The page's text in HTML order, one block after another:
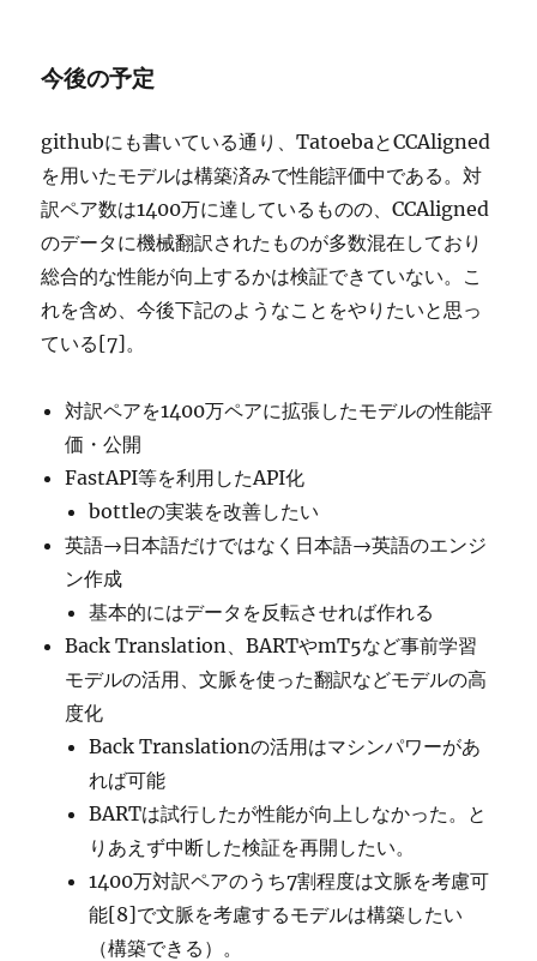
今後の予定
githubにも書いている通り、TatoebaとCCAligned
を用いたモデルは構築済みで性能評価中である。対
訳ペア数は1400万に達しているものの、CCAligned
のデータに機械翻訳されたものが多数混在しており
総合的な性能が向上するかは検証できていない。こ
れを含め、今後下記のようなことをやりたいと思っ
ている[7]。
対訳ペアを1400万ペアに拡張したモデルの性能評
価・公開
FastAPI等を利用したAPI化
bottleの実装を改善したい
英語→日本語だけではなく日本語→英語のエンジ
ン作成
基本的にはデータを反転させれば作れる
Back Translation、BARTやmT5など事前学習
モデルの活用、文脈を使った翻訳などモデルの高
度化
Back Translationの活用はマシンパワーがあ
れば可能
BARTは試行したが性能が向上しなかった。と
りあえず中断した検証を再開したい。
1400万対訳ペアのうち7割程度は文脈を考慮可
能[8]で文脈を考慮するモデルは構築したい
（構築できる）。